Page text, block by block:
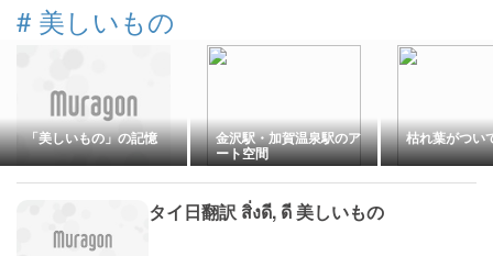
# 美しいもの
「美しいもの」の記憶 金沢駅・加賀温泉駅のア
ート空間
枯れ葉がつい
タイ日翻訳 สิ่งดี, ดี 美しいもの